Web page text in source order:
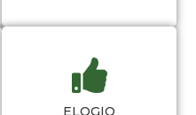
ELOGIO